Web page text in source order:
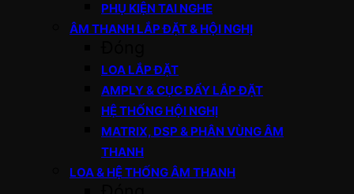
PHỤ KIỆN TAI NGHE
ÂM THANH LẮP ĐẶT & HỘI NGHỊ
LOA LẮP ĐẶT
AMPLY & CỤC ĐẨY LẮP ĐẶT
HỆ THỐNG HỘI NGHỊ
MATRIX, DSP & PHÂN VÙNG ÂM
THANH
LOA & HỆ THỐNG ÂM THANH